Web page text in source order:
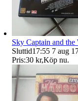
Sky Captain and
Sluttid17:55 7 aug
Pris:30 kr,Köp nu.